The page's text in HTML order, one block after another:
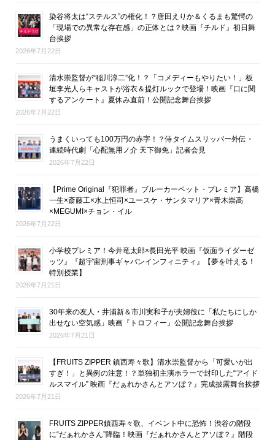
染谷将太は“ステルス”の権化！？唐田えりか＆くるまも驚愕の
「現場での異常な存在感」の正体とは？映画『チルド』初日舞
台挨拶
2026年7月22日
清水崇監督が“稲川淳二”化！？「コメディーもやりたい！」板
垣李光人らキャストが浴衣＆提灯ルックで登場！映画『口に関
するアンケート』夏休み直前！公開記念舞台挨拶
2026年7月22日
うまくいっても100万円の赤字！？侍タイムスリッパー外伝・
連続時代劇「心配無用ノ介 天下御免」記者会見
2026年7月22日
【Prime Original『犯罪者』ブルーカーペット・プレミア】高橋
一生×斎藤工×水上恒司×ユースケ・サンタマリア×青木崇高
×MEGUMI×チョン・イル
2026年7月22日
小学校プレミア！今井竜太郎×長田光平 映画『仮面ライダーゼ
ッツ』『超宇宙刑事ギャバンインフィニティ』【夢を叶える！
特別授業】
2026年7月21日
30年来の友人・井浦新＆市川実和子が夫婦役に「私たちにしか
出せない空気感」映画『トロフィー』公開記念舞台挨拶
2026年7月21日
【FRUITS ZIPPER 鎮西寿々歌】清水崇監督から「可愛いが出
すぎ！」と異例の注意！？単独初主演ホラーで封印した“アイド
ルスマイル” 映画『だぁれかさんとアソぼ？』完成披露舞台挨拶
2026年7月21日
FRUITS ZIPPER鎮西寿々歌、イベント中に恐怖！渋谷の階段
に“だぁれかさん”降臨！映画『だぁれかさんとアソぼ？』階段